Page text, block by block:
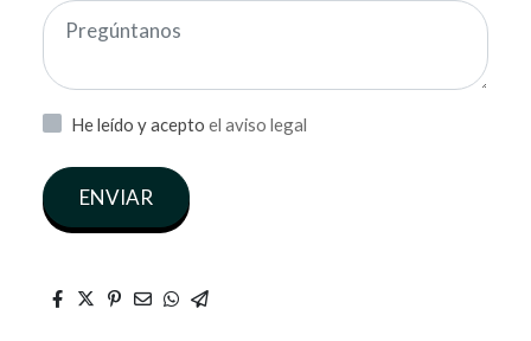
He leído y acepto el aviso legal
ENVIAR